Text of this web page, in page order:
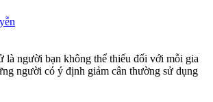
là người bạn không thể thiếu đối với mỗi gia
người có ý định giảm cân thường sử dụng